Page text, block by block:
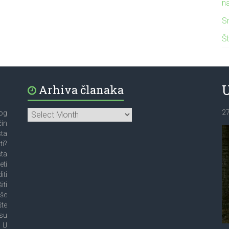
U
Arhiva članaka